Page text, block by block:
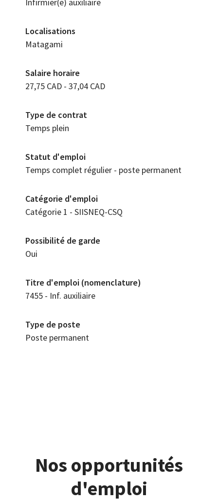
Localisations
Matagami
Salaire horaire
27,75 CAD - 37,04 CAD
Type de contrat
Temps plein
Statut d'emploi
Temps complet régulier - poste permanent
Catégorie d'emploi
Catégorie 1 - SIISNEQ-CSQ
Possibilité de garde
Oui
Titre d'emploi (nomenclature)
7455 - Inf. auxiliaire
Type de poste
Poste permanent
Nos opportunités
d'emploi